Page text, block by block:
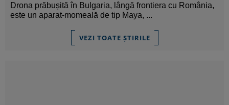
Drona prăbușită în Bulgaria, lângă frontiera cu România,
este un aparat-momeală de tip Maya, ...
VEZI TOATE ȘTIRILE